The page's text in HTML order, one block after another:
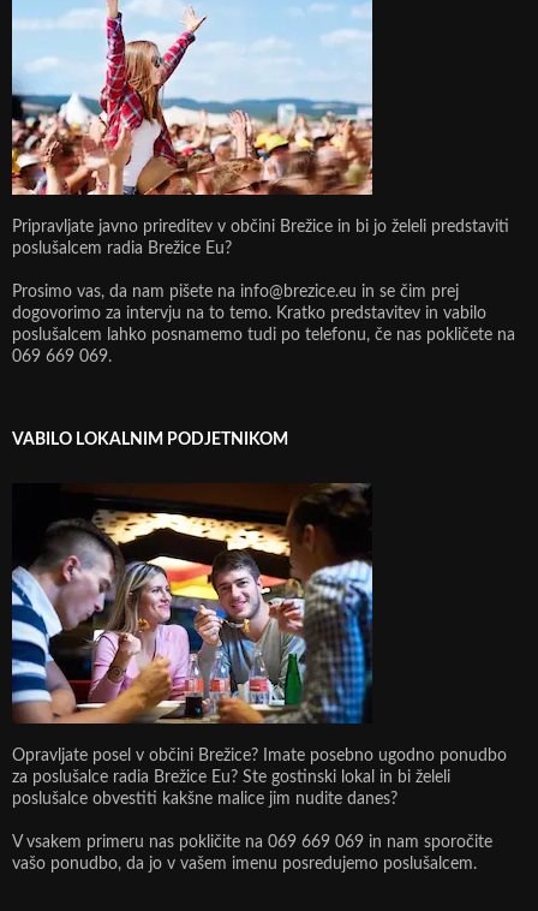
Pripravljate javno prireditev v občini Brežice in bi jo želeli predstaviti
poslušalcem radia Brežice Eu?
Prosimo vas, da nam pišete na info@brezice.eu in se čim prej
dogovorimo za intervju na to temo. Kratko predstavitev in vabilo
poslušalcem lahko posnamemo tudi po telefonu, če nas pokličete na
069 669 069.
VABILO LOKALNIM PODJETNIKOM
Opravljate posel v občini Brežice? Imate posebno ugodno ponudbo
za poslušalce radia Brežice Eu? Ste gostinski lokal in bi želeli
poslušalce obvestiti kakšne malice jim nudite danes?
V vsakem primeru nas pokličite na 069 669 069 in nam sporočite
vašo ponudbo, da jo v vašem imenu posredujemo poslušalcem.